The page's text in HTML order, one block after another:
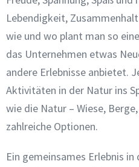
Lebendigkeit,
wie und wo plant man so
das Unternehmen etwas
andere Erlebnisse anbietet.
Aktivitäten in der Natur ins
wie die Natur – Wiese,
zahlreiche Optionen.
Ein gemeinsames Erlebnis